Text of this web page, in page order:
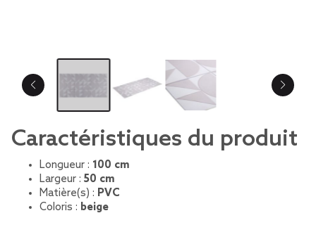
Caractéristiques du produit
Longueur : 100 cm
Largeur : 50 cm
Matière(s) : PVC
Coloris : beige